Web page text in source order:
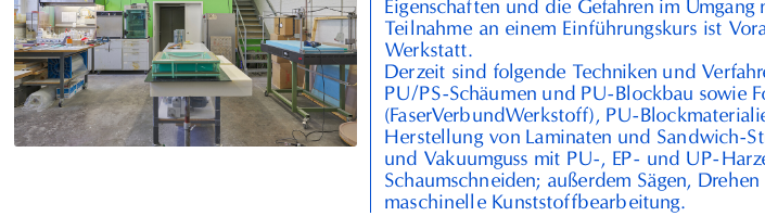
Eigenschaften und die Gefahren im
Teilnahme an einem Einführungskurs ist
Werkstatt.
Derzeit sind folgende Techniken und
PU/PS-Schäumen undPU-Blockbau sowie
(FaserVerbundWerkstoff),PU-
Herstellung von Laminaten und Sandwich-
und Vakuumguss mitPU-, EP- und UP-
Schaumschneiden; außerdem Sägen,
maschinelle Kunststoffbearbeitung.